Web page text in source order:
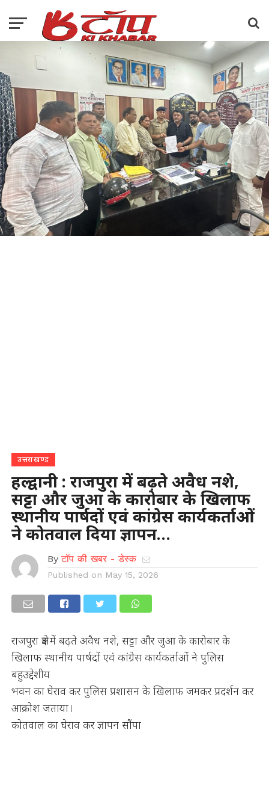
उत्तराखण्ड
हल्द्वानी : राजपुरा में बढ़ते अवैध नशे,
सट्टा और जुआ के कारोबार के खिलाफ
स्थानीय पार्षदों एवं कांग्रेस कार्यकर्ताओं
ने कोतवाल दिया ज्ञापन…
By टॉप की खबर - डेस्क
Published on May 15, 2026
राजपुरा क्षेत्र में बढ़ते अवैध नशे, सट्टा और जुआ के कारोबार के
खिलाफ स्थानीय पार्षदों एवं कांग्रेस कार्यकर्ताओं ने पुलिस
बहुउद्देशीय
भवन का घेराव कर पुलिस प्रशासन के खिलाफ जमकर प्रदर्शन कर
आक्रोश जताया।
कोतवाल का घेराव कर ज्ञापन सौंपा